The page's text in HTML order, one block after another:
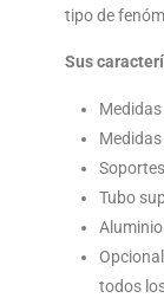
tipo de
Sus
Tubo
todos